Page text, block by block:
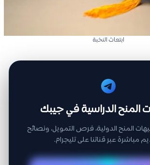
ابتعاث النخبة
المنح الدراسية في جيبك
المنح الدولية، فرص التمويل، ونصائح
مباشرة عبر قناتنا على تليجرام.